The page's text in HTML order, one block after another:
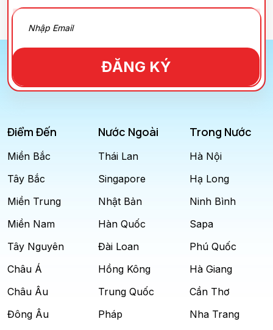
ĐĂNG KÝ
Điểm Đến
Miền Bắc
Tây Bắc
Miền Trung
Miền Nam
Tây Nguyên
Châu Á
Châu Âu
Đông Âu
Nước Ngoài
Thái Lan
Singapore
Nhật Bản
Hàn Quốc
Đài Loan
Hồng Kông
Trung Quốc
Pháp
Trong Nước
Hà Nội
Hạ Long
Ninh Bình
Sapa
Phú Quốc
Hà Giang
Cần Thơ
Nha Trang